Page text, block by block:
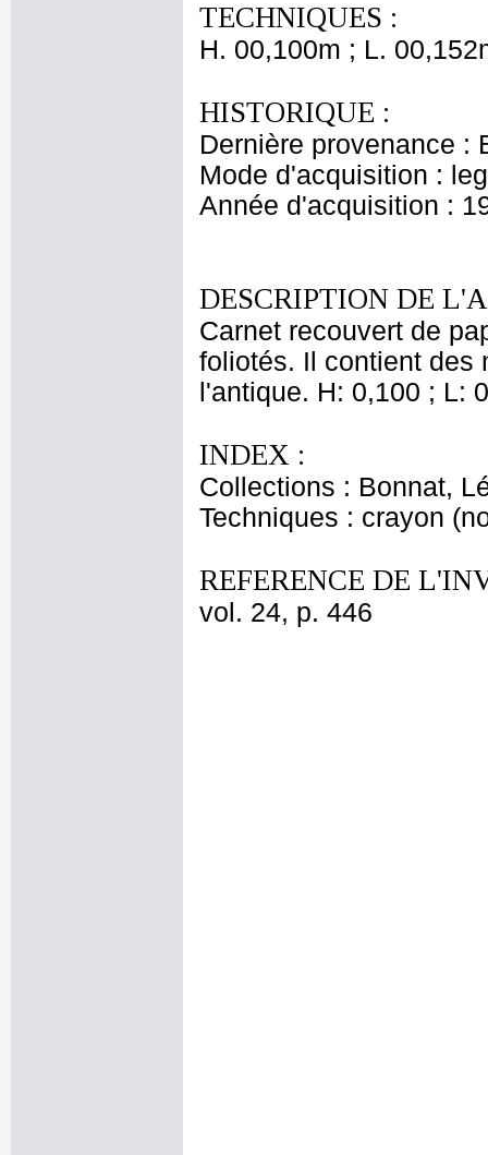
TECHNIQUES :
H. 00,100m ; L.
HISTORIQUE :
Dernière provenance :
Mode d'acquisition :
Année d'acquisition :
DESCRIPTION DE
Carnet recouvert de
foliotés. Il contient des
l'antique. H: 0,100 ; L:
INDEX :
Collections : Bonnat,
Techniques : crayon
REFERENCE DE
vol. 24, p. 446